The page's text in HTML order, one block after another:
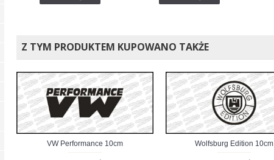
Z TYM PRODUKTEM KUPOWANO TAKŻE
VW Performance 10cm Wolfsburg Edition 10cm